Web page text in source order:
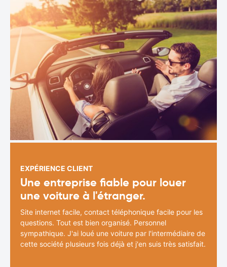
EXPÉRIENCE CLIENT
Une entreprise fiable pour louer
une voiture à l'étranger.
Site internet facile, contact téléphonique facile pour les
questions. Tout est bien organisé. Personnel
sympathique. J'ai loué une voiture par l'intermédiaire de
cette société plusieurs fois déjà et j'en suis très satisfait.